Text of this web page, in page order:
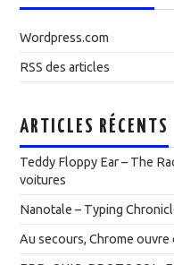
Wordpress.com
RSS des articles
ARTICLES RÉCENTS
Teddy Floppy Ear – The
voitures
Nanotale – Typing
Au secours, Chrome